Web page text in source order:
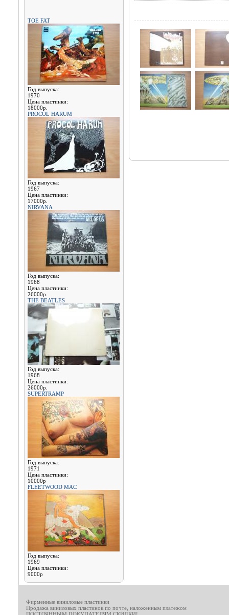
TOE FAT
Год выпуска:
1970
Цена пластинки:
18000р.
PROCOL HARUM
Год выпуска:
1967
Цена пластинки:
17000р.
NIRVANA
Год выпуска:
1968
Цена пластинки:
26000р.
THE BEATLES
Год выпуска:
1968
Цена пластинки:
26000р.
SUPERTRAMP
Год выпуска:
1971
Цена пластинки:
10000р
FLEETWOOD MAC
Год выпуска:
1969
Цена пластинки:
9000р
Фирменные виниловые пластинки
Продажа виниловых пластинок по почте, наложенным платежом